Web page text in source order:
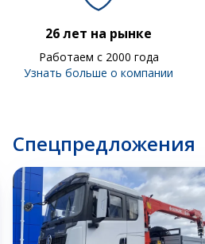
26 лет на рынке
Работаем с 2000 года
Узнать больше о компании
Спецпредложения